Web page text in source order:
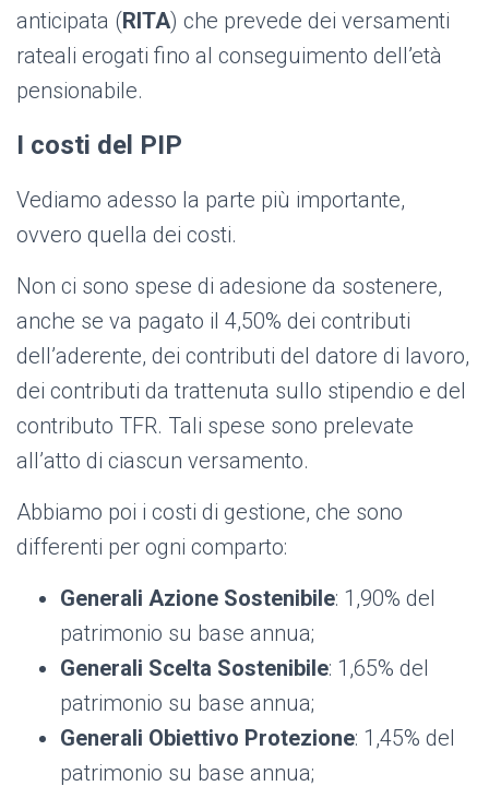
anticipata (RITA) che prevede dei versamenti
rateali erogati fino al conseguimento dell’età
pensionabile.
I costi del PIP
Vediamo adesso la parte più importante,
ovvero quella dei costi.
Non ci sono spese di adesione da sostenere,
anche se va pagato il 4,50% dei contributi
dell’aderente, dei contributi del datore di lavoro,
dei contributi da trattenuta sullo stipendio e del
contributo TFR. Tali spese sono prelevate
all’atto di ciascun versamento.
Abbiamo poi i costi di gestione, che sono
differenti per ogni comparto:
Generali Azione Sostenibile: 1,90% del
patrimonio su base annua;
Generali Scelta Sostenibile: 1,65% del
patrimonio su base annua;
Generali Obiettivo Protezione: 1,45% del
patrimonio su base annua;